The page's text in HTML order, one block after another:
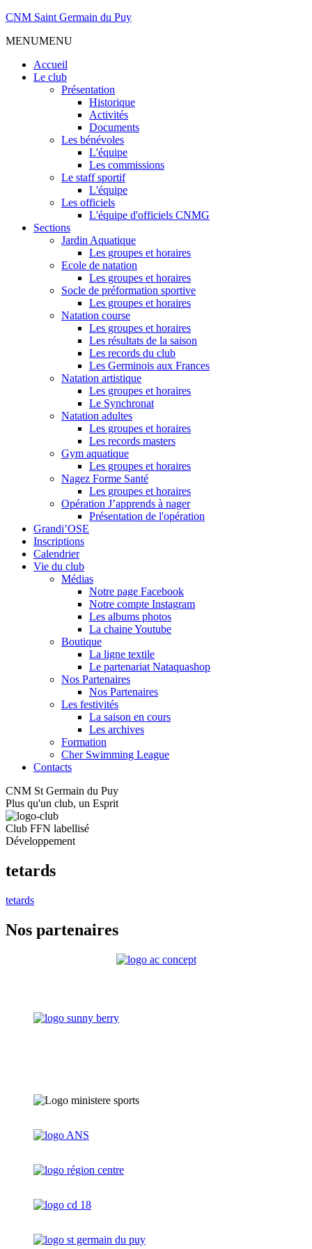
CNM Saint Germain du Puy
MENUMENU
Accueil
Le club
Présentation
Historique
Activités
Documents
Les bénévoles
L'équipe
Les commissions
Le staff sportif
L'équipe
Les officiels
L'équipe d'officiels CNMG
Sections
Jardin Aquatique
Les groupes et horaires
Ecole de natation
Les groupes et horaires
Socle de préformation sportive
Les groupes et horaires
Natation course
Les groupes et horaires
Les résultats de la saison
Les records du club
Les Germinois aux Frances
Natation artistique
Les groupes et horaires
Le Synchronat
Natation adultes
Les groupes et horaires
Les records masters
Gym aquatique
Les groupes et horaires
Nagez Forme Santé
Les groupes et horaires
Opération J’apprends à nager
Présentation de l'opération
Grandi’OSE
Inscriptions
Calendrier
Vie du club
Médias
Notre page Facebook
Notre compte Instagram
Les albums photos
La chaine Youtube
Boutique
La ligne textile
Le partenariat Nataquashop
Nos Partenaires
Nos Partenaires
Les festivités
La saison en cours
Les archives
Formation
Cher Swimming League
Contacts
CNM St Germain du Puy
Plus qu'un club, un Esprit
Club FFN labellisé
Développement
tetards
tetards
Nos partenaires